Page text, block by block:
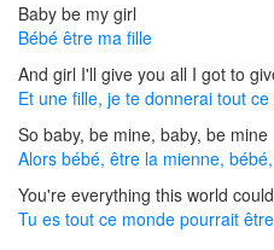
Baby be my girl
Bébé être ma fille
And girl I'll give you all I got to
Et une fille, je te donnerai tout
So baby, be mine, baby, be mine
Alors bébé, être la mienne,
You're everything this world
Tu es tout ce monde pourrait